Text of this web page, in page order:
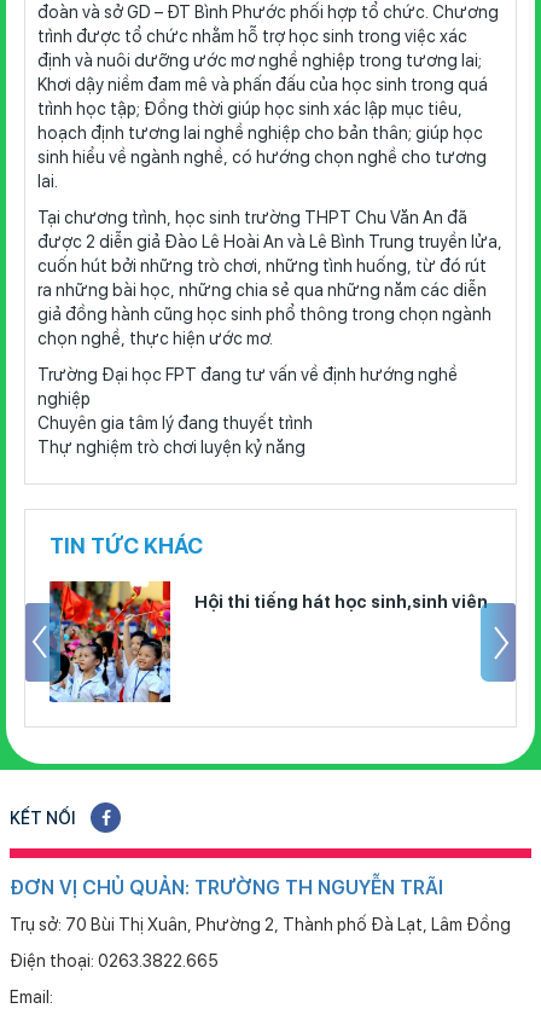
đoàn và sở GD – ĐT Bình Phước phối hợp tổ chức. Chương
trình được tổ chức nhằm hỗ trợ học sinh trong việc xác
định và nuôi dưỡng ước mơ nghề nghiệp trong tương lai;
Khơi dậy niềm đam mê và phấn đấu của học sinh trong quá
trình học tập; Đồng thời giúp học sinh xác lập mục tiêu,
hoạch định tương lai nghề nghiệp cho bản thân; giúp học
sinh hiểu về ngành nghề, có hướng chọn nghề cho tương
lai.
Tại chương trình, học sinh trường THPT Chu Văn An đã
được 2 diễn giả Đào Lê Hoài An và Lê Bình Trung truyền lửa,
cuốn hút bởi những trò chơi, những tình huống, từ đó rút
ra những bài học, những chia sẻ qua những năm các diễn
giả đồng hành cũng học sinh phổ thông trong chọn ngành
chọn nghề, thực hiện ước mơ.
Trường Đại học FPT đang tư vấn về định hướng nghề
nghiệp
Chuyên gia tâm lý đang thuyết trình
Thự nghiệm trò chơi luyện kỷ năng
TIN TỨC KHÁC
Hội thi tiếng hát học sinh,sinh viên
KẾT NỐI
ĐƠN VỊ CHỦ QUẢN: TRƯỜNG TH NGUYỄN TRÃI
Trụ sở: 70 Bùi Thị Xuân, Phường 2, Thành phố Đà Lạt, Lâm Đồng
Điện thoại: 0263.3822.665
Email: